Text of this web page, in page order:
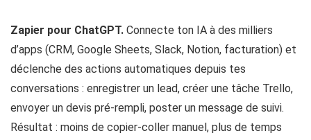
Zapier pour ChatGPT. Connecte ton IA à des milliers
d’apps (CRM, Google Sheets, Slack, Notion, facturation) et
déclenche des actions automatiques depuis tes
conversations : enregistrer un lead, créer une tâche Trello,
envoyer un devis pré‑rempli, poster un message de suivi.
Résultat : moins de copier‑coller manuel, plus de temps